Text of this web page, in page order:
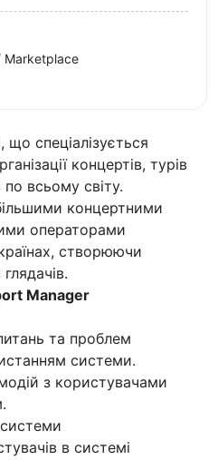
спеціалізується
концертів, турів
по всьому світу.
концертними
операторами
створюючи
Manager
та проблем
системи.
з користувачами
в системі
Marketplace